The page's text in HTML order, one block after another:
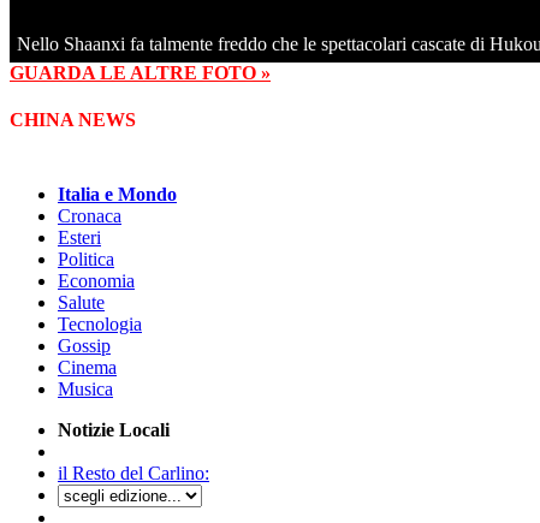
Nello Shaanxi fa talmente freddo che le spettacolari cascate di
GUARDA LE ALTRE FOTO »
CHINA NEWS
Italia e Mondo
Cronaca
Esteri
Politica
Economia
Salute
Tecnologia
Gossip
Cinema
Musica
Notizie Locali
il Resto del Carlino: